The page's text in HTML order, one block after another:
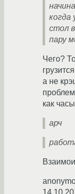
когда
стол
пару
Чего?
а не
как
арч